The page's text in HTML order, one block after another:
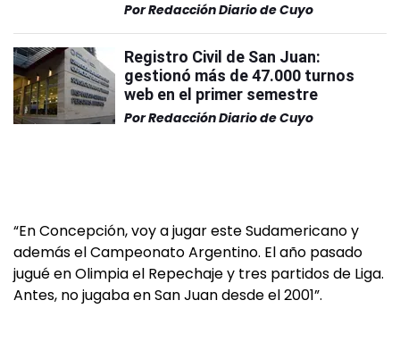
PorRedacción Diario de Cuyo
Registro Civil de San Juan:
gestionó más de 47.000 turnos
web en el primer semestre
PorRedacción Diario de Cuyo
“En Concepción, voy a jugar este Sudamericano y
además el Campeonato Argentino. El año pasado
jugué en Olimpia el Repechaje y tres partidos de Liga.
Antes, no jugaba en San Juan desde el 2001”.